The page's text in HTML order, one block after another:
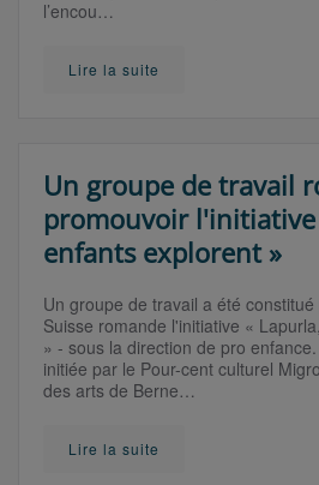
l’encou…
Lire la suite
Un groupe de travail
promouvoir l'initiative
enfants explorent »
Un groupe de travail a été
Suisse romande l'initiative «
» - sous la direction de pro
initiée par le Pour-cent culturel
des arts de Berne…
Lire la suite